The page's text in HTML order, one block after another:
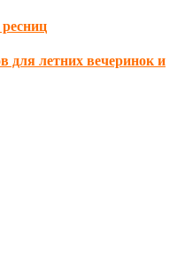
для летних вечеринок и